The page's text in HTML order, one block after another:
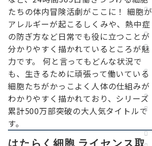
たちの体内冒険活劇がここに！ 細胞が
アレルギーが起こるしくみや、熱中症
の防ぎ方など日常でも役に立つことが
分かりやすく描かれているところが魅
力です。 何と言ってもどんな状況で
も、生きるために頑張って働いている
細胞たちがかっこよく人体の仕組みが
わかりやすく描かれており、シリーズ
累計500万部突破の大人気タイトルで
す。
はたらく細胞 ライセンス取